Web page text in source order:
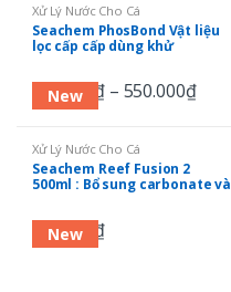
New
Xử Lý Nước Cho Cá
Seachem PhosBond Vật liệu
lọc cấp cấp dùng khử
330.000 ₫– 550.000₫
New
Xử Lý Nước Cho Cá
Seachem Reef Fusion 2
500ml : Bổ sung carbonate và
350.000 ₫